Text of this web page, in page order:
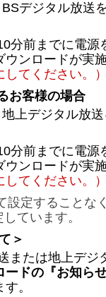
デジタル放送
分前までに電源
ウンロードが実
してください。
お客様の場合
上デジタル放
分前までに電源
ンロードが実
してください。
定することな
ています。
＞
または地上デジ
ードの『お知ら
。